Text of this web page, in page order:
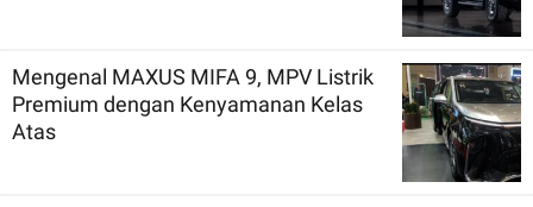
Mengenal MAXUS MIFA 9, MPV Listrik
Premium dengan Kenyamanan Kelas
Atas